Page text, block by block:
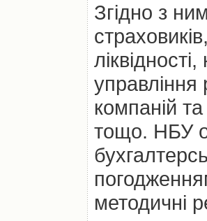
Згідно з
управління
компаній
тощо. НБУ
методичні